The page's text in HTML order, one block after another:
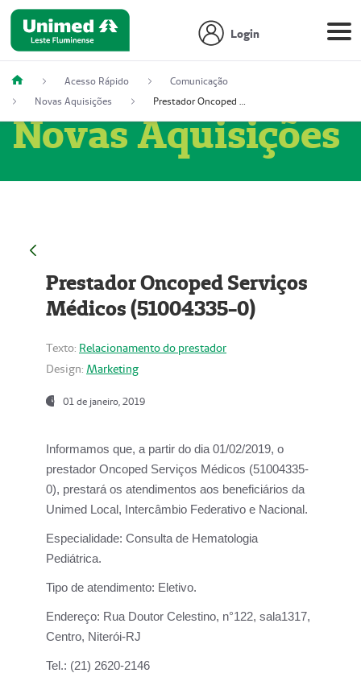
Login
Acesso Rápido
Comunicação
Novas Aquisições
Prestador Oncoped Serviços Médicos (51004335-0)
Novas Aquisições
Prestador Oncoped Serviços
Médicos (51004335-0)
Texto: Relacionamento do prestador
Design: Marketing
01 de janeiro, 2019
Informamos que, a partir do dia 01/02/2019, o
prestador Oncoped Serviços Médicos (51004335-
0), prestará os atendimentos aos beneficiários da
Unimed Local, Intercâmbio Federativo e Nacional.
Especialidade: Consulta de Hematologia
Pediátrica.
Tipo de atendimento: Eletivo.
Endereço: Rua Doutor Celestino, n°122, sala1317,
Centro, Niterói-RJ
Tel.: (21) 2620-2146